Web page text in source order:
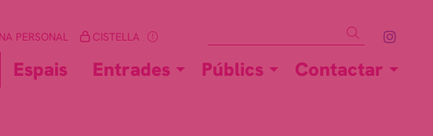
Link
Cercar
PERSONAL CISTELLA
Espais Entrades Públics Contactar